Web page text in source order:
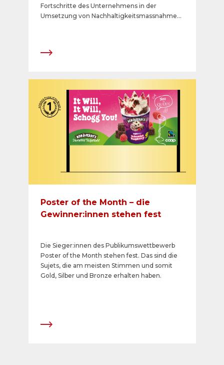
Fortschritte des Unternehmens in der
Umsetzung von Nachhaltigkeitsmassnahmen
Poster of the Month – die
Gewinner:innen stehen fest
Die Sieger:innen des Publikumswettbewerb
Poster of the Month stehen fest. Das sind die
Sujets, die am meisten Stimmen und somit
Gold, Silber und Bronze erhalten haben.